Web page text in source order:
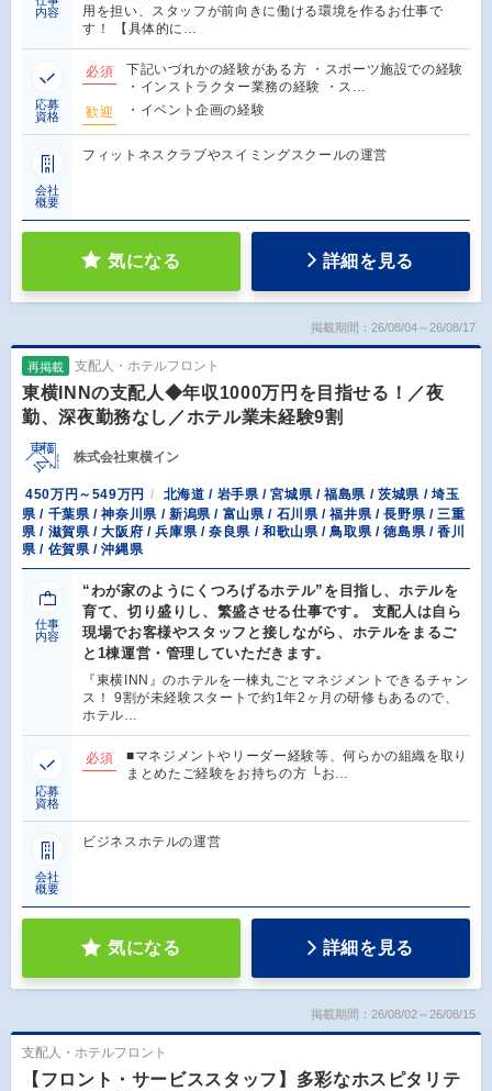
内容
用を担い、スタッフが前向きに働ける環境を作るお仕事で
す！ 【具体的に…
応募
資格
必須
下記いづれかの経験がある方 ・スポーツ施設での経験
・インストラクター業務の経験 ・ス…
歓迎
・イベント企画の経験
会社
概要
フィットネスクラブやスイミングスクールの運営
気になる 詳細を見る
掲載期間：26/08/04～26/08/17
再掲載 支配人・ホテルフロント
東横INNの支配人◆年収1000万円を目指せる！／夜
勤、深夜勤務なし／ホテル業未経験9割
株式会社東横イン
450万円～549万円
北海道 / 岩手県 / 宮城県 / 福島県 / 茨城県 / 埼玉
県 / 千葉県 / 神奈川県 / 新潟県 / 富山県 / 石川県 / 福井県 / 長野県 / 三重
県 / 滋賀県 / 大阪府 / 兵庫県 / 奈良県 / 和歌山県 / 鳥取県 / 徳島県 / 香川
県 / 佐賀県 / 沖縄県
仕事
内容
“わが家のようにくつろげるホテル”を目指し、ホテルを
育て、切り盛りし、繁盛させる仕事です。 支配人は自ら
現場でお客様やスタッフと接しながら、ホテルをまるご
と1棟運営・管理していただきます。
『東横INN』のホテルを一棟丸ごとマネジメントできるチャン
ス！ 9割が未経験スタートで約1年2ヶ月の研修もあるので、
ホテル…
応募
資格
必須
■マネジメントやリーダー経験等、何らかの組織を取り
まとめたご経験をお持ちの方 └お…
会社
概要
ビジネスホテルの運営
気になる 詳細を見る
掲載期間：26/08/02～26/08/15
支配人・ホテルフロント
【フロント・サービススタッフ】多彩なホスピタリテ